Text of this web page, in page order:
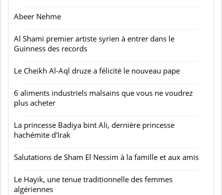
Abeer Nehme
Al Shami premier artiste syrien à entrer dans le
Guinness des records
Le Cheikh Al-Aql druze a félicité le nouveau pape
6 aliments industriels malsains que vous ne voudrez
plus acheter
La princesse Badiya bint Ali, dernière princesse
hachémite d'Irak
Salutations de Sham El Nessim à la famille et aux amis
Le Hayik, une tenue traditionnelle des femmes
algériennes